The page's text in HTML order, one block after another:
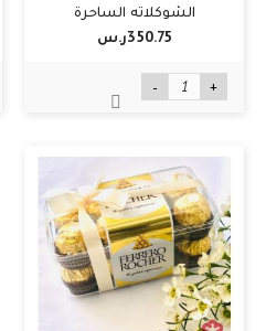
الشوكلاته الساحرة
350.75ر.س‏
- +